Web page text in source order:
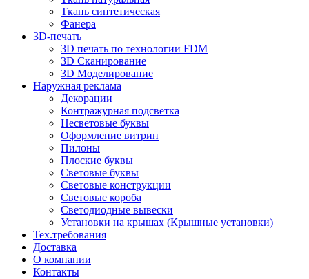
Ткань синтетическая
Фанера
3D-печать
3D печать по технологии FDM
3D Сканирование
3D Моделирование
Наружная реклама
Декорации
Контражурная подсветка
Несветовые буквы
Оформление витрин
Пилоны
Плоские буквы
Световые буквы
Световые конструкции
Световые короба
Светодиодные вывески
Установки на крышах (Крышные установки)
Тех.требования
Доставка
О компании
Контакты